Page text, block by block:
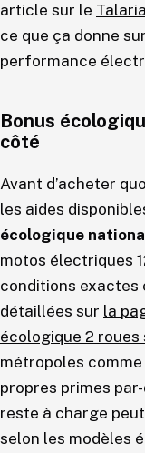
article sur le
ce que ça donne
performance
Bonus
côté
Avant d’acheter
les aides
écologique
motos électriques
conditions exactes
détaillées sur la
écologique 2
métropoles
propres primes
reste à charge
selon les modèles